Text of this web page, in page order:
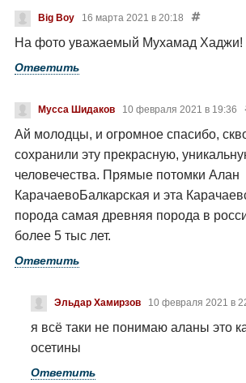
Big Boy 16 марта 2021 в 20:18
На фото уважаемый Мухамад Хаджи!
Ответить
Мусса Шидаков 10 февраля 2021 в 19:36
Ай молодцы, и огромное спасибо,
сохранили эту прекрасную,
человечества. Прямые потомки Алан
КарачаевоБалкарская и эта
порода самая древняя порода в
более 5 тыс лет.
Ответить
Эльдар Хамирзов 10 февраля 2021 в
я всё таки не понимаю аланы это
осетины
Ответить